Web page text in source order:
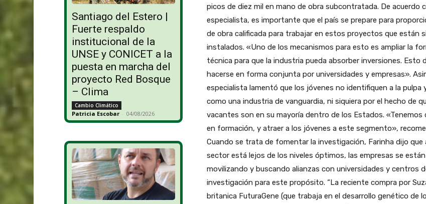
Santiago del Estero |
Fuerte respaldo
institucional de la
UNSE y CONICET a la
puesta en marcha del
proyecto Red Bosque
– Clima
Cambio Climático
Patricia Escobar - 04/08/2026
picos de diez mil en mano de obra subcontratada. De acuerdo
especialista, es importante que el país se prepare para
de obra calificada para trabajar en estos proyectos que están
instalados. «Uno de los mecanismos para esto es ampliar la
técnica para que la industria pueda absorber inversiones. Esto
hacerse en forma conjunta por universidades y empresas».
especialista lamentó que los jóvenes no identifiquen a la pulpa
como una industria de vanguardia, ni siquiera por el hecho de
vacantes son en su mayoría dentro de los Estados. «Tenemos
en formación, y atraer a los jóvenes a este segmento»,
Cuando se trata de fomentar la investigación, Farinha dijo que
sector está lejos de los niveles óptimos, las empresas se están
movilizando y buscando alianzas con universidades y centros
investigación para este propósito. “La reciente compra por
britanica FuturaGene (que trabaja en el desarrollo genético de